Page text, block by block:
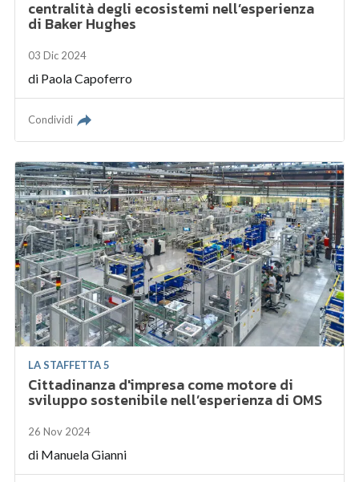
centralità degli ecosistemi nell’esperienza
di Baker Hughes
03 Dic 2024
di Paola Capoferro
Condividi
LA STAFFETTA 5
Cittadinanza d'impresa come motore di
sviluppo sostenibile nell’esperienza di OMS
26 Nov 2024
di Manuela Gianni